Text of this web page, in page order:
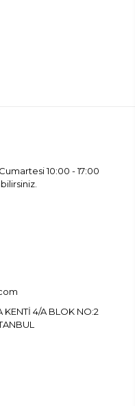
10:00 - 17:00
KENTİ 4/A BLOK NO:2